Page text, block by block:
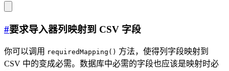
#要求导入器列映射到 CSV 字段
你可以调用 requiredMapping() 方法，使得列字段映射到
CSV 中的变成必需。数据库中必需的字段也应该是映射时必